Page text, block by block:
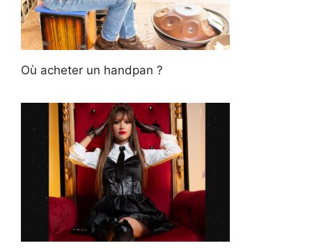
Où acheter un handpan ?